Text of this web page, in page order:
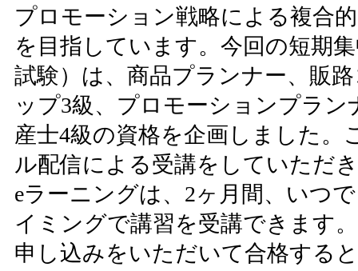
プロモーション戦略による複合
を目指しています。今回の短期
試験）は、商品プランナー、販
ップ3級、プロモーションプラ
産士4級の資格を企画しました
ル配信による受講をしていただ
eラーニングは、2ヶ月間、いつ
イミングで講習を受講できます
申し込みをいただいて合格する